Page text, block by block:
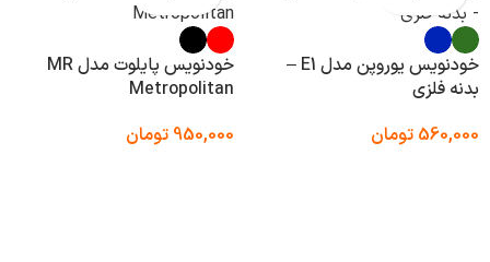
خودنویس یوروپن مدل E1 –
بدنه فلزی
560,000 تومان
خودنویس پایلوت مدل MR
Metropolitan
950,000 تومان